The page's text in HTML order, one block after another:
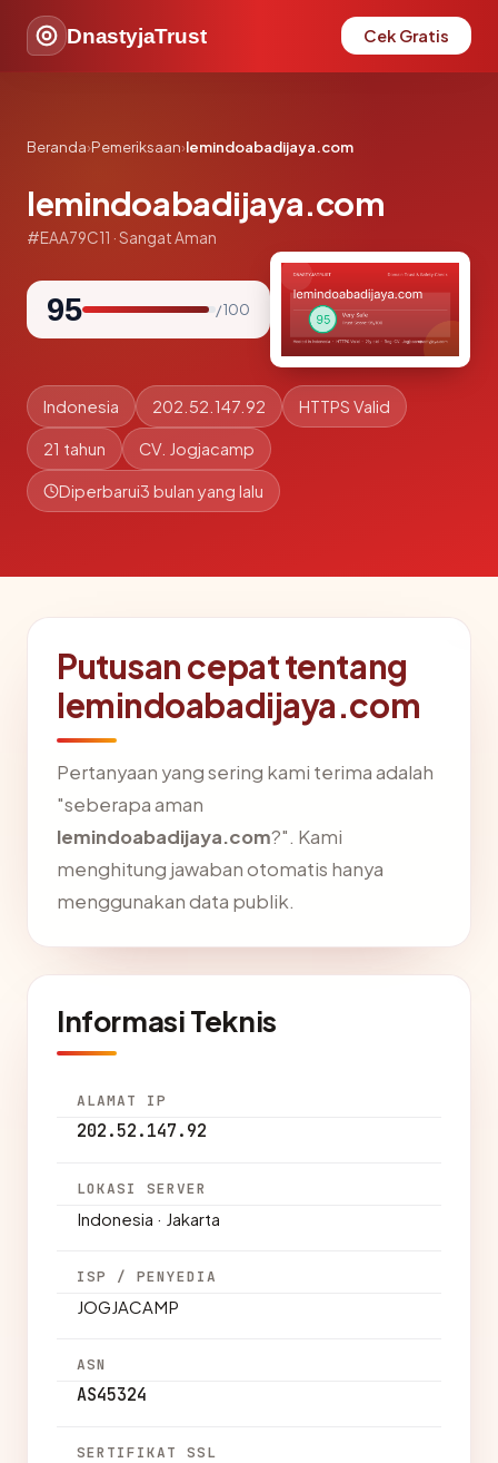
DnastyjaTrust Cek Gratis
Beranda›Pemeriksaan›lemindoabadijaya.com
lemindoabadijaya.com
#EAA79C11 · Sangat Aman
95 / 100
Indonesia 202.52.147.92 HTTPS Valid
21 tahun CV. Jogjacamp
Diperbarui3 bulan yang lalu
Putusan cepat tentang
lemindoabadijaya.com
Pertanyaan yang sering kami terima adalah
"seberapa aman
lemindoabadijaya.com?". Kami
menghitung jawaban otomatis hanya
menggunakan data publik.
Informasi Teknis
ALAMAT IP
202.52.147.92
LOKASI SERVER
Indonesia · Jakarta
ISP / PENYEDIA
JOGJACAMP
ASN
AS45324
SERTIFIKAT SSL